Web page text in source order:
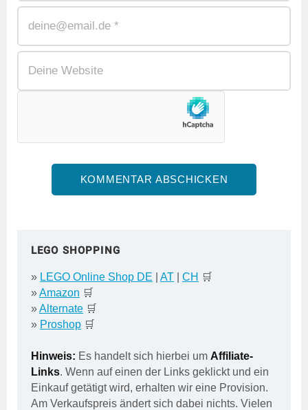
LEGO SHOPPING
» LEGO Online Shop DE AT CH 🛒
»Amazon 🛒
»Alternate 🛒
» Proshop 🛒
Hinweis: Es handelt sich hierbei um Affiliate-
Links. Wenn auf einen der Links geklickt und ein
Einkauf getätigt wird, erhalten wir eine Provision.
Am Verkaufspreis ändert sich dabei nichts. Vielen